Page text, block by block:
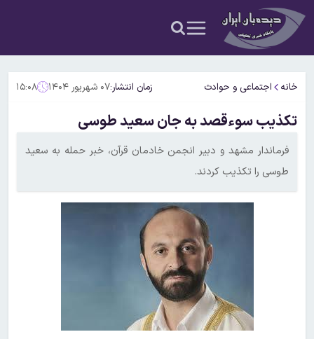
خانه اجتماعی و حوادث زمان انتشار:۰۷ شهریور ۱۴۰۴ ۱۵:۰۸
تکذیب سوء‌قصد به جان سعید طوسی
فرماندار مشهد و دبیر انجمن خادمان قرآن، خبر حمله به سعید
طوسی را تکذیب کردند.